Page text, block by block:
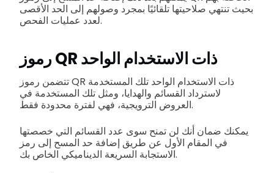
بحيث تنتهي صلاحيتها تلقائيًا بمجرد وصولهم إلى الحد الأقصى
لعدد عمليات الفحص.
رموز QR ذات الاستخدام الواحد
تتضمن رموز QR ذات الاستخدام الواحد تلك المستخدمة
لاسترداد القسائم والهدايا، ومثل تلك المستخدمة في
العروض الترويجية، فهي لفترة محدودة فقط.
يمكنك ضمان أنك لن تمنح سوى عدد القسائم التي خصصتها
في المقام الأول عن طريق إضافة حد المسح إلى رمز
الاستجابة السريعة الديناميكي الخاص بك.